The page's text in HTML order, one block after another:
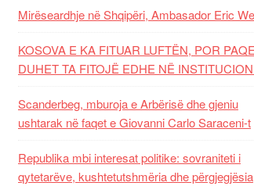
Mirëseardhje në Shqipëri, Ambasador Eric
KOSOVA E KA FITUAR LUFTËN, POR
DUHET TA FITOJË EDHE NË
Scanderbeg, mburoja e Arbërisë dhe gjeniu
ushtarak në faqet e Giovanni Carlo Saraceni-t
Republika mbi interesat politike: sovraniteti i
qytetarëve, kushtetutshmëria dhe përgjegjësia